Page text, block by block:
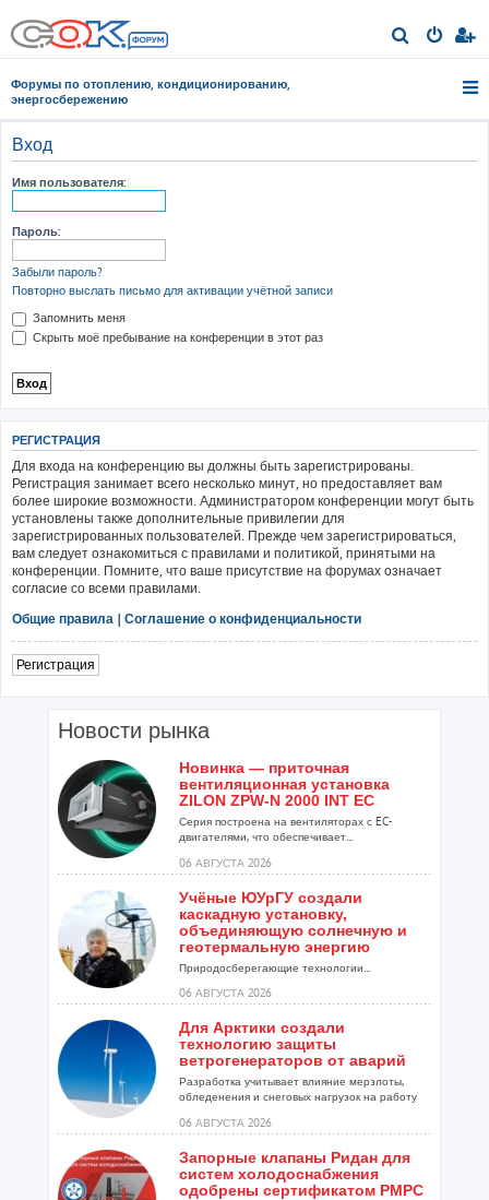
о
Форумы по отоплению, кондиционированию,
энергосбережению
Вход
Имя пользователя:
Пароль:
Забыли пароль?
Повторно выслать письмо для активации учётной записи
Запомнить меня
Скрыть моё пребывание на конференции в этот раз
РЕГИСТРАЦИЯ
Для входа на конференцию вы должны быть зарегистрированы.
Регистрация занимает всего несколько минут, но предоставляет вам
более широкие возможности. Администратором конференции могут быть
установлены также дополнительные привилегии для
зарегистрированных пользователей. Прежде чем зарегистрироваться,
вам следует ознакомиться с правилами и политикой, принятыми на
конференции. Помните, что ваше присутствие на форумах означает
согласие со всеми правилами.
Общие правила | Соглашение о конфиденциальности
Регистрация
Новости рынка
Новинка — приточная
вентиляционная установка
ZILON ZPW-N 2000 INT EC
Серия построена на вентиляторах с EC-
двигателями, что обеспечивает...
06 АВГУСТА 2026
Учёные ЮУрГУ создали
каскадную установку,
объединяющую солнечную и
геотермальную энергию
Природосберегающие технологии...
06 АВГУСТА 2026
Для Арктики создали
технологию защиты
ветрогенераторов от аварий
Разработка учитывает влияние мерзлоты,
обледенения и снеговых нагрузок на работу
06 АВГУСТА 2026
Запорные клапаны Ридан для
систем холодоснабжения
одобрены сертификатом РМРС